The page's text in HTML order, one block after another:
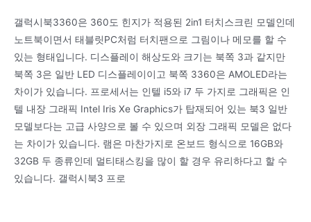
갤럭시북3360은 360도 힌지가 적용된 2in1 터치스크린 모델인데
노트북이면서 태블릿PC처럼 터치팬으로 그림이나 메모를 할 수
있는 형태입니다. 디스플레이 해상도와 크기는 북쪽 3과 같지만
북쪽 3은 일반 LED 디스플레이이고 북쪽 3360은 AMOLED라는
차이가 있습니다. 프로세서는 인텔 i5와 i7 두 가지로 그래픽은 인
텔 내장 그래픽 Intel Iris Xe Graphics가 탑재되어 있는 북3 일반
모델보다는 고급 사양으로 볼 수 있으며 외장 그래픽 모델은 없다
는 차이가 있습니다. 램은 마찬가지로 온보드 형식으로 16GB와
32GB 두 종류인데 멀티태스킹을 많이 할 경우 유리하다고 할 수
있습니다. 갤럭시북3 프로